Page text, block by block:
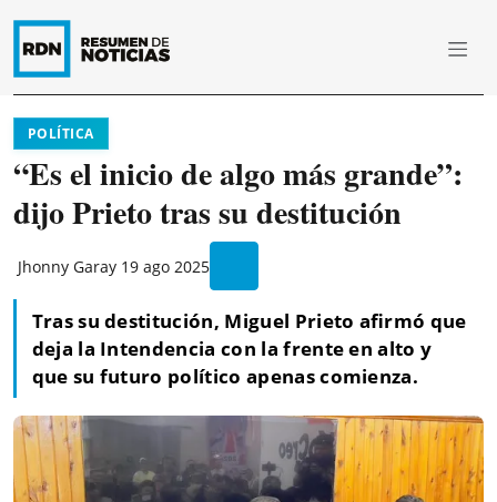
POLÍTICA
“Es el inicio de algo más grande”:
dijo Prieto tras su destitución
Jhonny Garay 19 ago 2025
Tras su destitución, Miguel Prieto afirmó que
deja la Intendencia con la frente en alto y
que su futuro político apenas comienza.